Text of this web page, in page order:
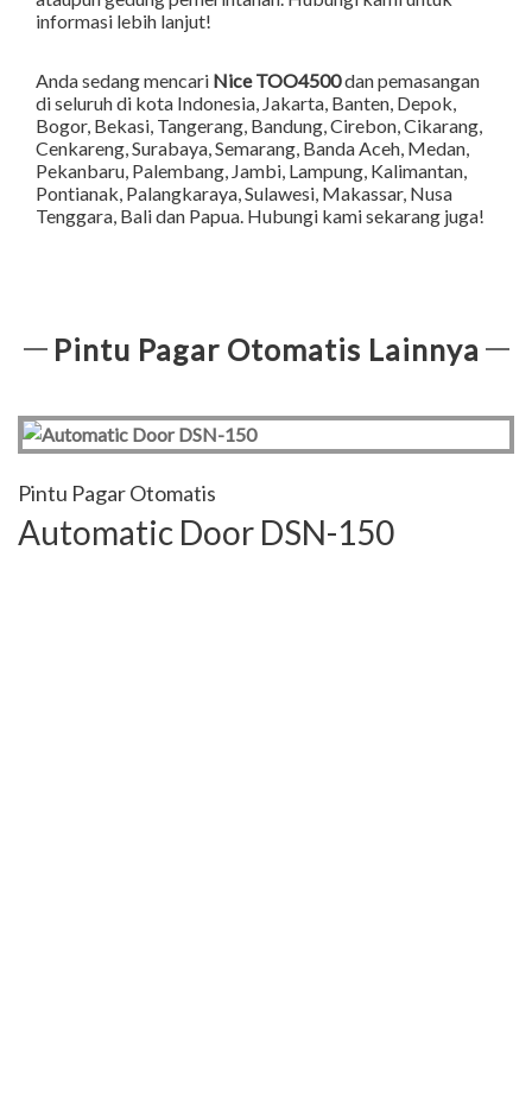
informasi lebih lanjut!
Anda sedang mencari Nice TOO4500dan pemasangan
di seluruh di kota Indonesia, Jakarta Banten Depok
Bogor, Bekasi Tangerang Bandung Cirebon Cikarang
Cenkareng Surabaya Semarang Banda Aceh Medan
Pekanbaru Palembang Jambi Lampung Kalimantan
Pontianak Palangkaraya Sulawesi Makassar, Nusa
Tenggara Balidan Papua . Hubungi kami sekarang juga!
Pintu Pagar Otomatis Lainnya
Pintu Pagar Otomatis
Automatic Door DSN-150